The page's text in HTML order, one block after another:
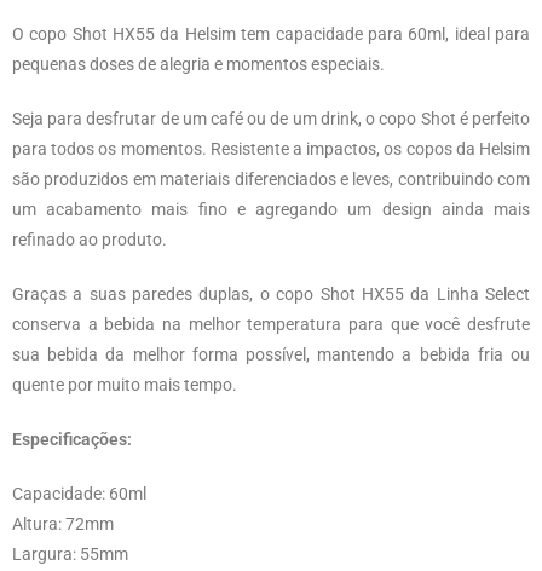
O copo Shot HX55 da Helsim tem capacidade para 60ml, ideal para
pequenas doses de alegria e momentos especiais.
Seja para desfrutar de um café ou de um drink, o copo Shot é perfeito
para todos os momentos. Resistente a impactos, os copos da Helsim
são produzidos em materiais diferenciados e leves, contribuindo com
um acabamento mais fino e agregando um design ainda mais
refinado ao produto.
Graças a suas paredes duplas, o copo Shot HX55 da Linha Select
conserva a bebida na melhor temperatura para que você desfrute
sua bebida da melhor forma possível, mantendo a bebida fria ou
quente por muito mais tempo.
Especificações:
Capacidade: 60ml
Altura: 72mm
Largura: 55mm